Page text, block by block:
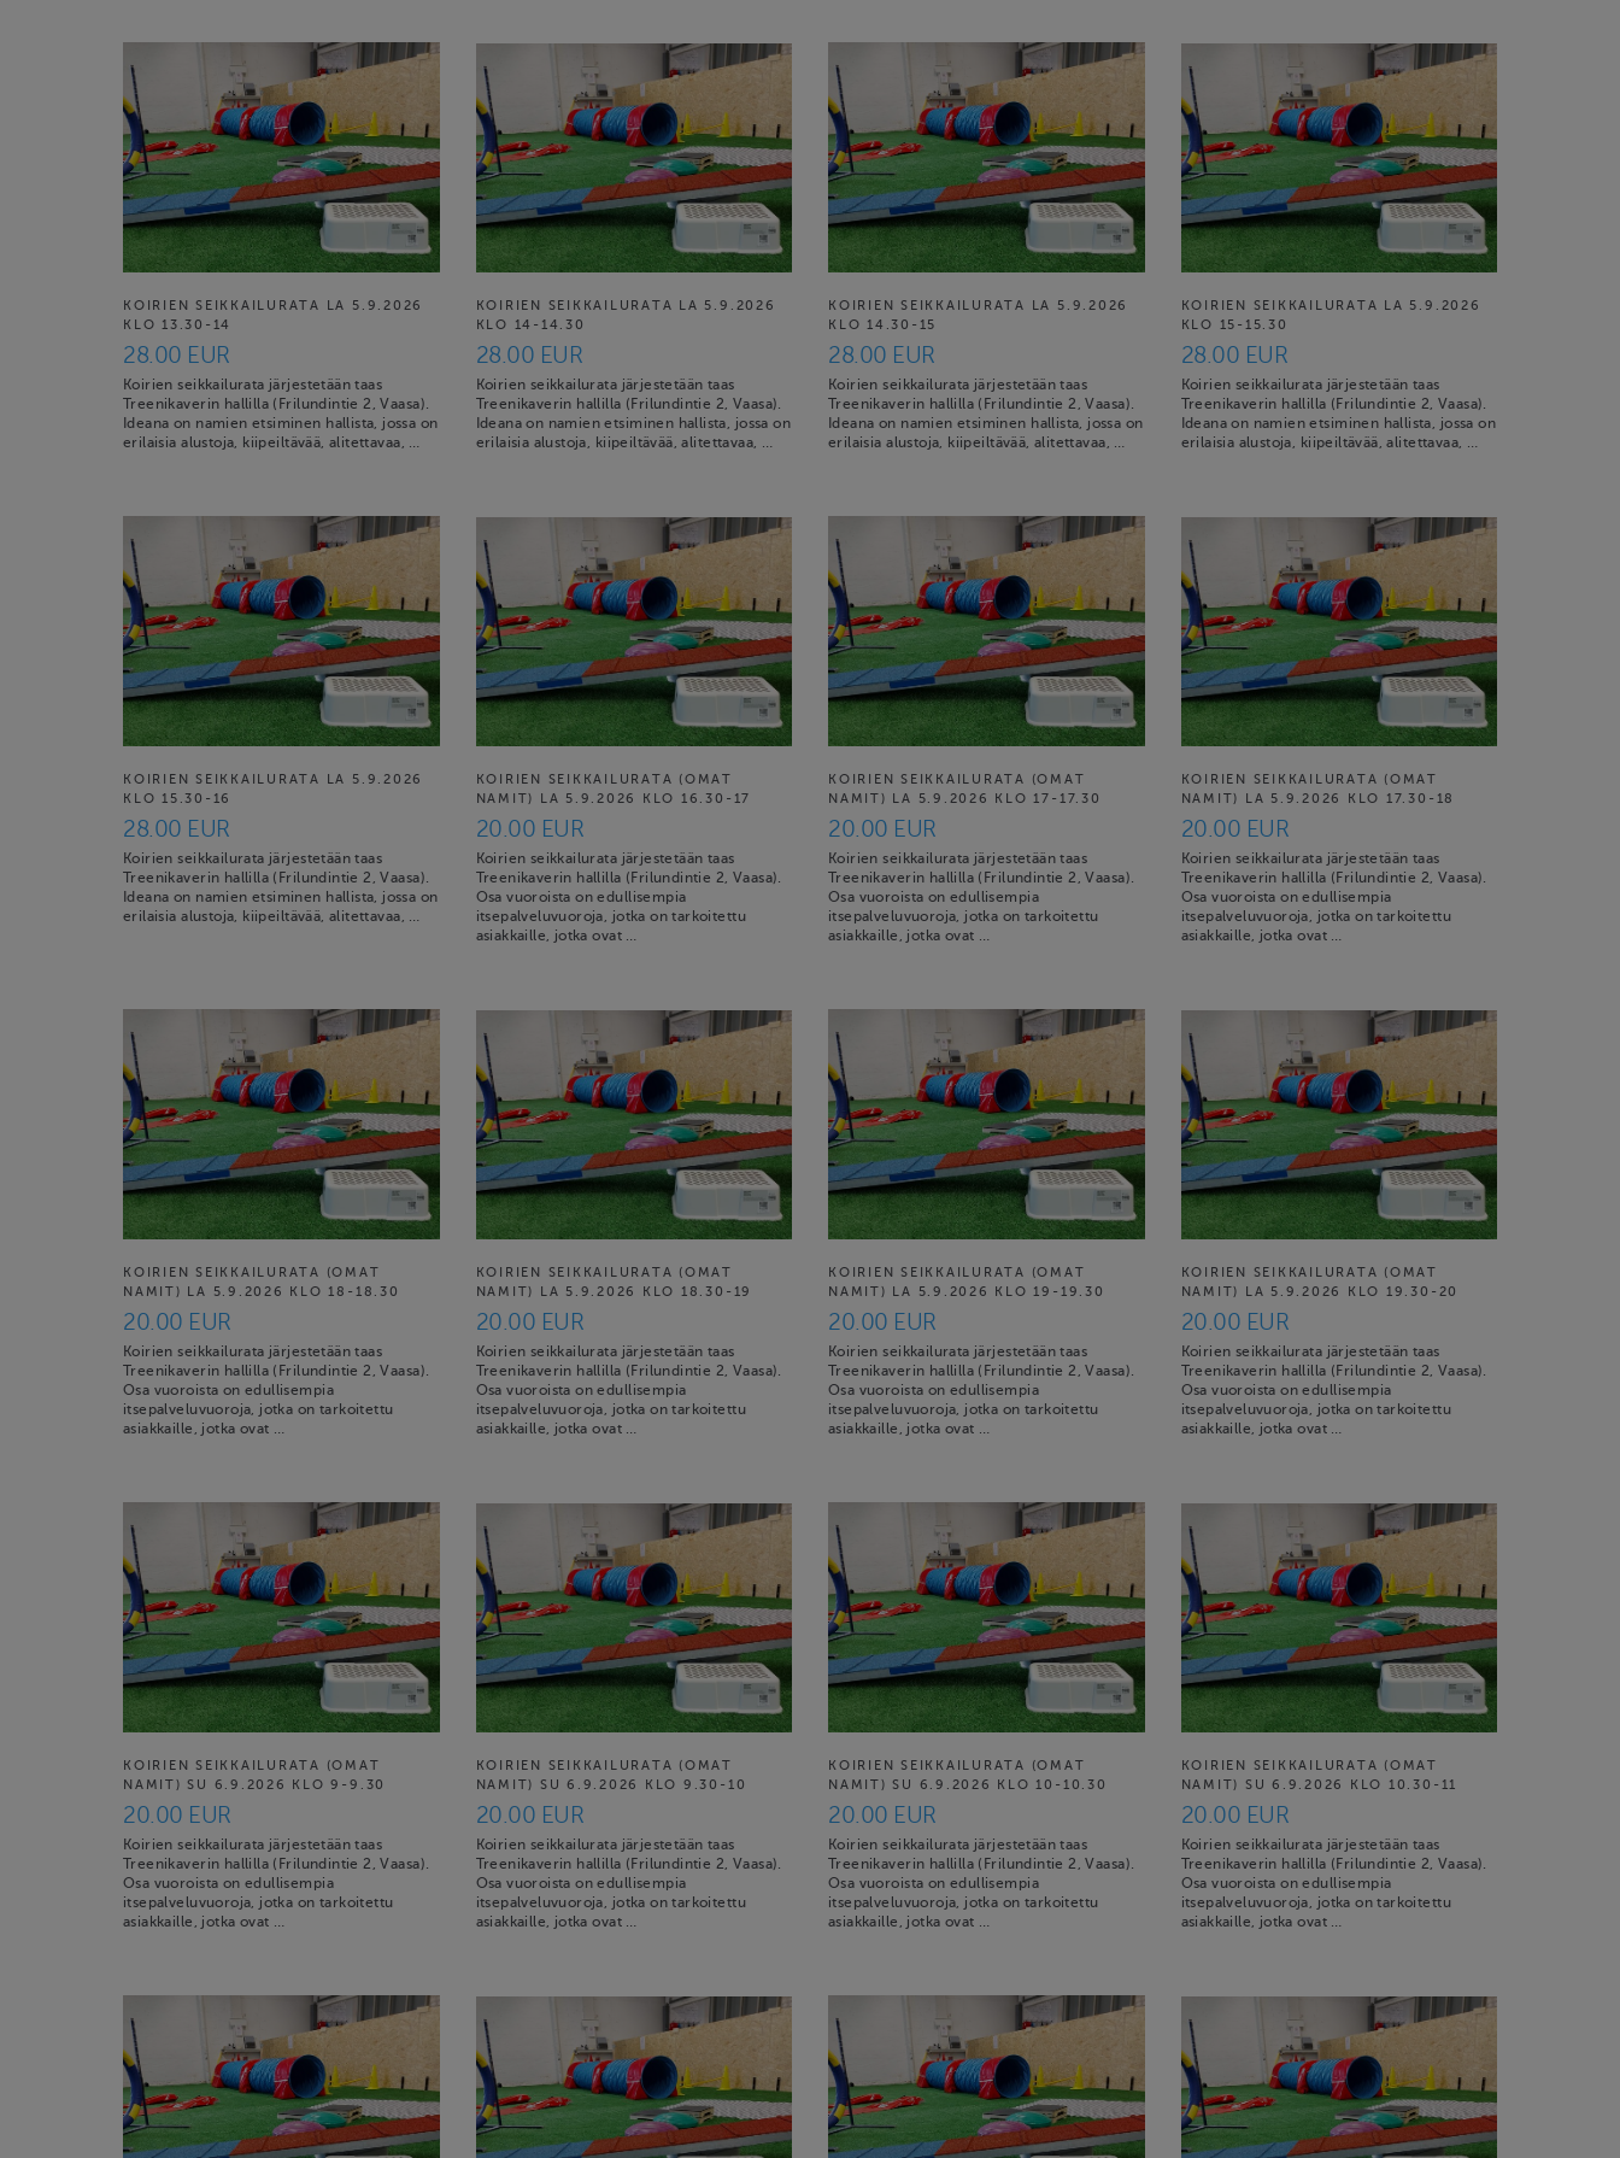
KOIRIEN SEIKKAILURATA LA 5.9.2026
KLO 13.30-14
28.00 EUR
Koirien seikkailurata järjestetään taas
Treenikaverin hallilla (Frilundintie 2, Vaasa).
Ideana on namien etsiminen hallista, jossa on
erilaisia alustoja, kiipeiltävää, alitettavaa, …
KOIRIEN SEIKKAILURATA LA 5.9.2026
KLO 14-14.30
28.00 EUR
Koirien seikkailurata järjestetään taas
Treenikaverin hallilla (Frilundintie 2, Vaasa).
Ideana on namien etsiminen hallista, jossa on
erilaisia alustoja, kiipeiltävää, alitettavaa, …
KOIRIEN SEIKKAILURATA LA 5.9.2026
KLO 14.30-15
28.00 EUR
Koirien seikkailurata järjestetään taas
Treenikaverin hallilla (Frilundintie 2, Vaasa).
Ideana on namien etsiminen hallista, jossa on
erilaisia alustoja, kiipeiltävää, alitettavaa, …
KOIRIEN SEIKKAILURATA LA 5.9.2026
KLO 15-15.30
28.00 EUR
Koirien seikkailurata järjestetään taas
Treenikaverin hallilla (Frilundintie 2, Vaasa).
Ideana on namien etsiminen hallista, jossa on
erilaisia alustoja, kiipeiltävää, alitettavaa, …
KOIRIEN SEIKKAILURATA LA 5.9.2026
KLO 15.30-16
28.00 EUR
Koirien seikkailurata järjestetään taas
Treenikaverin hallilla (Frilundintie 2, Vaasa).
Ideana on namien etsiminen hallista, jossa on
erilaisia alustoja, kiipeiltävää, alitettavaa, …
KOIRIEN SEIKKAILURATA (OMAT
NAMIT) LA 5.9.2026 KLO 16.30-17
20.00 EUR
Koirien seikkailurata järjestetään taas
Treenikaverin hallilla (Frilundintie 2, Vaasa).
Osa vuoroista on edullisempia
itsepalveluvuoroja, jotka on tarkoitettu
asiakkaille, jotka ovat …
KOIRIEN SEIKKAILURATA (OMAT
NAMIT) LA 5.9.2026 KLO 17-17.30
20.00 EUR
Koirien seikkailurata järjestetään taas
Treenikaverin hallilla (Frilundintie 2, Vaasa).
Osa vuoroista on edullisempia
itsepalveluvuoroja, jotka on tarkoitettu
asiakkaille, jotka ovat …
KOIRIEN SEIKKAILURATA (OMAT
NAMIT) LA 5.9.2026 KLO 17.30-18
20.00 EUR
Koirien seikkailurata järjestetään taas
Treenikaverin hallilla (Frilundintie 2, Vaasa).
Osa vuoroista on edullisempia
itsepalveluvuoroja, jotka on tarkoitettu
asiakkaille, jotka ovat …
KOIRIEN SEIKKAILURATA (OMAT
NAMIT) LA 5.9.2026 KLO 18-18.30
20.00 EUR
Koirien seikkailurata järjestetään taas
Treenikaverin hallilla (Frilundintie 2, Vaasa).
Osa vuoroista on edullisempia
itsepalveluvuoroja, jotka on tarkoitettu
asiakkaille, jotka ovat …
KOIRIEN SEIKKAILURATA (OMAT
NAMIT) LA 5.9.2026 KLO 18.30-19
20.00 EUR
Koirien seikkailurata järjestetään taas
Treenikaverin hallilla (Frilundintie 2, Vaasa).
Osa vuoroista on edullisempia
itsepalveluvuoroja, jotka on tarkoitettu
asiakkaille, jotka ovat …
KOIRIEN SEIKKAILURATA (OMAT
NAMIT) LA 5.9.2026 KLO 19-19.30
20.00 EUR
Koirien seikkailurata järjestetään taas
Treenikaverin hallilla (Frilundintie 2, Vaasa).
Osa vuoroista on edullisempia
itsepalveluvuoroja, jotka on tarkoitettu
asiakkaille, jotka ovat …
KOIRIEN SEIKKAILURATA (OMAT
NAMIT) LA 5.9.2026 KLO 19.30-20
20.00 EUR
Koirien seikkailurata järjestetään taas
Treenikaverin hallilla (Frilundintie 2, Vaasa).
Osa vuoroista on edullisempia
itsepalveluvuoroja, jotka on tarkoitettu
asiakkaille, jotka ovat …
KOIRIEN SEIKKAILURATA (OMAT
NAMIT) SU 6.9.2026 KLO 9-9.30
20.00 EUR
Koirien seikkailurata järjestetään taas
Treenikaverin hallilla (Frilundintie 2, Vaasa).
Osa vuoroista on edullisempia
itsepalveluvuoroja, jotka on tarkoitettu
asiakkaille, jotka ovat …
KOIRIEN SEIKKAILURATA (OMAT
NAMIT) SU 6.9.2026 KLO 9.30-10
20.00 EUR
Koirien seikkailurata järjestetään taas
Treenikaverin hallilla (Frilundintie 2, Vaasa).
Osa vuoroista on edullisempia
itsepalveluvuoroja, jotka on tarkoitettu
asiakkaille, jotka ovat …
KOIRIEN SEIKKAILURATA (OMAT
NAMIT) SU 6.9.2026 KLO 10-10.30
20.00 EUR
Koirien seikkailurata järjestetään taas
Treenikaverin hallilla (Frilundintie 2, Vaasa).
Osa vuoroista on edullisempia
itsepalveluvuoroja, jotka on tarkoitettu
asiakkaille, jotka ovat …
KOIRIEN SEIKKAILURATA (OMAT
NAMIT) SU 6.9.2026 KLO 10.30-11
20.00 EUR
Koirien seikkailurata järjestetään taas
Treenikaverin hallilla (Frilundintie 2, Vaasa).
Osa vuoroista on edullisempia
itsepalveluvuoroja, jotka on tarkoitettu
asiakkaille, jotka ovat …